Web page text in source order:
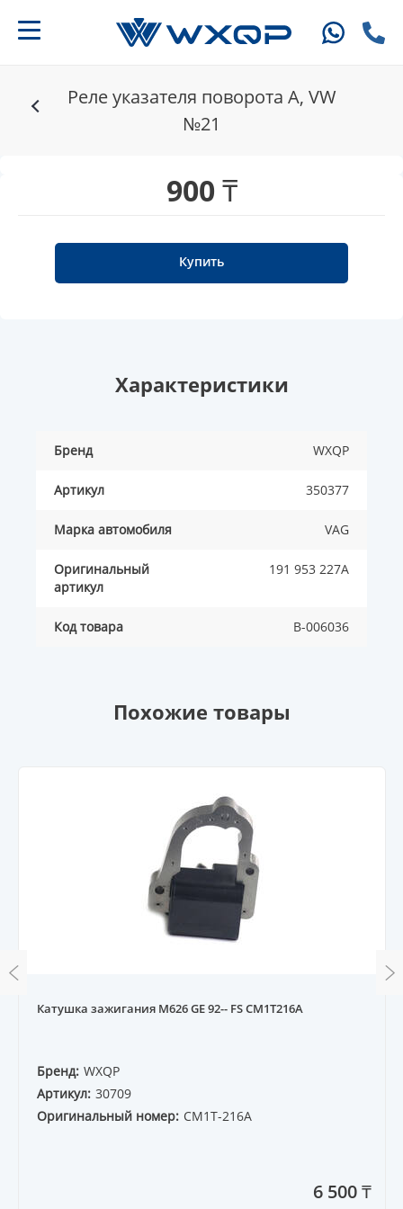
Реле указателя поворота A, VW
№21
900 ₸
Купить
Характеристики
Бренд WXQP
Артикул 350377
Марка автомобиля VAG
Оригинальный
артикул
191 953 227A
Код товара B-006036
Похожие товары
Катушка зажигания M626 GE 92-- FS CM1T216A
Бренд: WXQP
Артикул: 30709
Оригинальный номер: CM1T-216A
6 500 ₸